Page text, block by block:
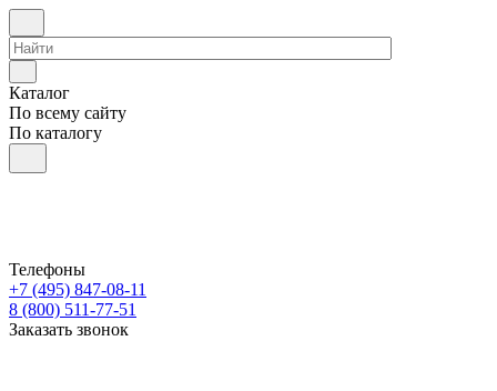
Каталог
По всему сайту
По каталогу
Телефоны
+7 (495) 847-08-11
8 (800) 511-77-51
Заказать звонок